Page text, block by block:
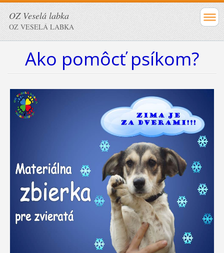
OZ Veselá labka
OZ VESELÁ LABKA
Ako pomôcť psíkom?